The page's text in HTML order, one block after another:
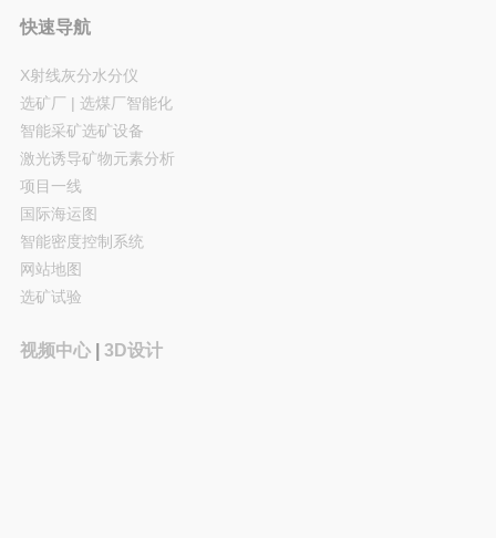
快速导航
X射线灰分水分仪
选矿厂 | 选煤厂智能化
智能采矿选矿设备
激光诱导矿物元素分析
项目一线
国际海运图
智能密度控制系统
网站地图
选矿试验
视频中心 3D设计